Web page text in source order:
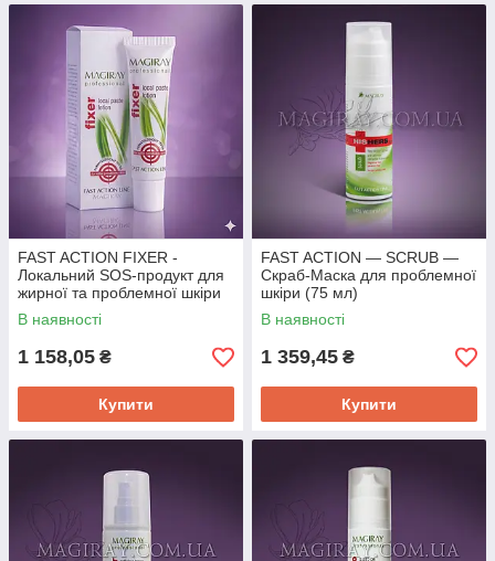
Fast Action Line
Серія Fast Action Line розроблена спеціально для
проблемної шкіри. У складі засобів екстракти
лікувальних трав.
Косметичні засоби з приємним фруктово-
ягідним ароматом для СПА процедур.
Можуть застосовуватися для всіх типів
шкіри.
FAST ACTION FIXER -
Локальний SOS-продукт для
жирної та проблемної шкіри
(15 мл)
В наявності
1 158,05 ₴
Купити
FAST ACTION — SCRUB —
Скраб-Маска для проблемної
шкіри (75 мл)
В наявності
1 359,45 ₴
Купити